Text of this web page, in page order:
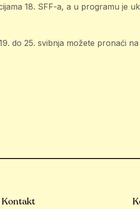
18. SFF-a, a u programu je
do 25. svibnja možete pronaći na
Kontakt